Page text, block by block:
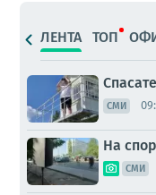
ЛЕНТА ТОП
СМИ
На
СМИ